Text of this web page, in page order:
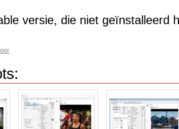
versie, die niet geïnstalleerd